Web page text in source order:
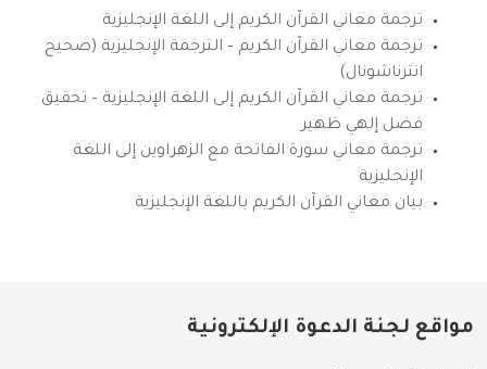
ترجمة معاني القرآن الكريم إلى اللغة الإنجليزية
ترجمة معاني القرآن الكريم – الترجمة الإنجليزية (صحيح
انترناشونال)
ترجمة معاني القرآن الكريم إلى اللغة الإنجليزية – تحقيق
فضل إلهي ظهير
ترجمة معاني سورة الفاتحة مع الزهراوين إلى اللغة
الإنجليزية
بيان معاني القرآن الكريم باللغة الإنجليزية
مواقع لجنة الدعوة الإلكترونية